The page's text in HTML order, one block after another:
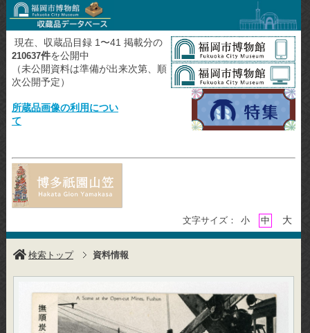
現在、収蔵品目録 1〜41 掲載分の
210637件を公開中
（未公開資料は準備が出来次第、順
次公開予定）
所蔵品画像の利用につい
て
文字サイズ： 小 中 大
検索トップ 資料情報